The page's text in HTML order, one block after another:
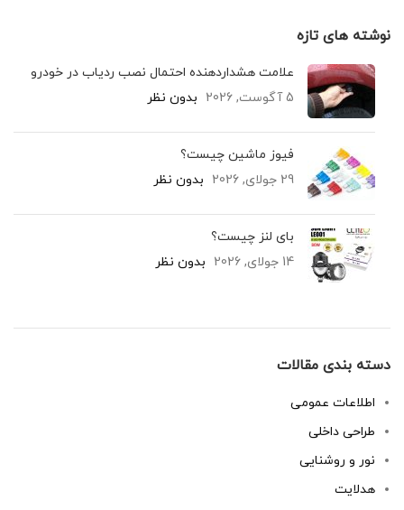
نوشته های تازه
علامت هشداردهنده احتمال نصب ردیاب در خودرو
5 آگوست, 2026
بدون نظر
فیوز ماشین چیست؟
29 جولای, 2026
بدون نظر
بای لنز چیست؟
14 جولای, 2026
بدون نظر
دسته بندی مقالات
اطلاعات عمومی
طراحی داخلی
نور و روشنایی
هدلایت